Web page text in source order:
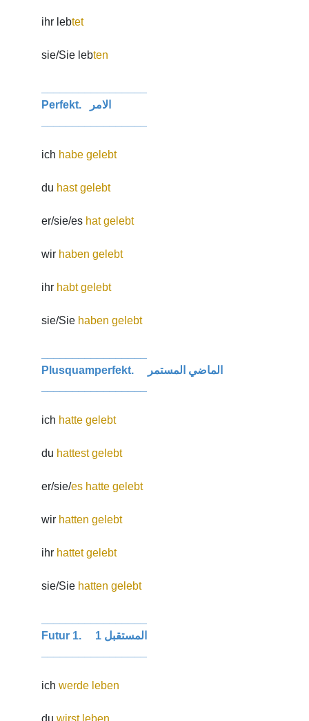
ihr lebtet
sie/Sie lebten
ich habe gelebt
du hast gelebt
er/sie/es hat gelebt
wir haben gelebt
ihr habt gelebt
sie/Sie haben gelebt
ich hatte gelebt
du hattest gelebt
er/sie/es hatte gelebt
wir hatten gelebt
ihr hattet gelebt
sie/Sie hatten gelebt
Futur 1. المستقبل 1
ich werde leben
du wirst leben